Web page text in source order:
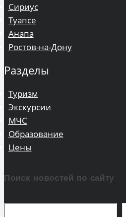
Сириус
Туапсе
Анапа
Ростов-на-Дону
Разделы
Туризм
Экскурсии
МЧС
Образование
Цены
Поиск новостей по сайту